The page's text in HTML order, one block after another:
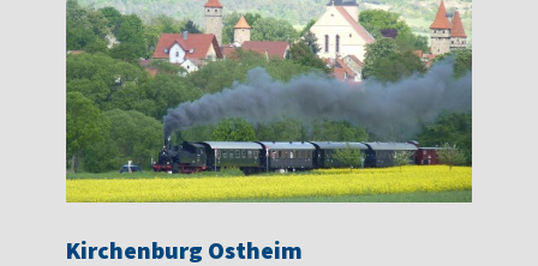
Kirchenburg Ostheim